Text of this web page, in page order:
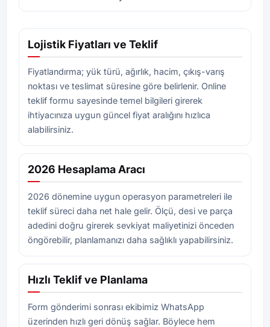
Lojistik Fiyatları ve Teklif
Fiyatlandırma; yük türü, ağırlık, hacim, çıkış-varış
noktası ve teslimat süresine göre belirlenir. Online
teklif formu sayesinde temel bilgileri girerek
ihtiyacınıza uygun güncel fiyat aralığını hızlıca
alabilirsiniz.
2026 Hesaplama Aracı
2026 dönemine uygun operasyon parametreleri ile
teklif süreci daha net hale gelir. Ölçü, desi ve parça
adedini doğru girerek sevkiyat maliyetinizi önceden
öngörebilir, planlamanızı daha sağlıklı yapabilirsiniz.
Hızlı Teklif ve Planlama
Form gönderimi sonrası ekibimiz WhatsApp
üzerinden hızlı geri dönüş sağlar. Böylece hem